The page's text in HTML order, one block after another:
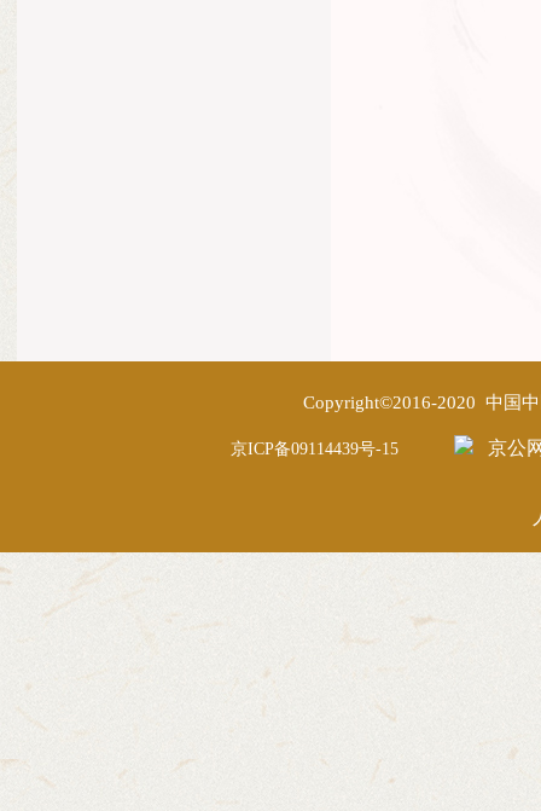
Copyright©2016-2020 中国
京ICP备09114439号-15 京公